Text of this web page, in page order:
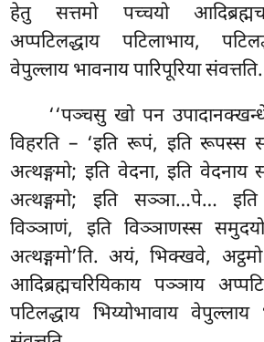
हेतु सत्तमो पच्चयो
अप्पटिलद्धाय पटिलाभाय,
वेपुल्लाय भावनाय पारिपूरिया संवत्तति.
‘‘पञ्चसु खो पन
विहरति – ‘इति रूपं, इति रूपस्स
अत्थङ्गमो; इति वेदना, इति वेदनाय
अत्थङ्गमो; इति सञ्ञा…पे… इति
विञ्ञाणं, इति विञ्ञाणस्स
अत्थङ्गमो’ति. अयं, भिक्खवे,
आदिब्रह्मचरियिकाय पञ्ञाय
पटिलद्धाय भिय्योभावाय वेपुल्लाय